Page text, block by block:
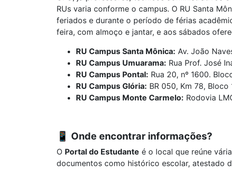
RUs varia conforme o campus. O RU Santa
feriados e durante o período de férias
feira, com almoço e jantar, e aos sábados
RU Campus Santa Mônica: Av. João
RU Campus Umuarama: Rua Prof. José
RU Campus Pontal: Rua 20, nº 1600.
RU Campus Glória: BR 050, Km 78,
RU Campus Monte Carmelo: Rodovia
📱 Onde encontrar informações?
O Portal do Estudante é o local que reúne
documentos como histórico escolar, atestado